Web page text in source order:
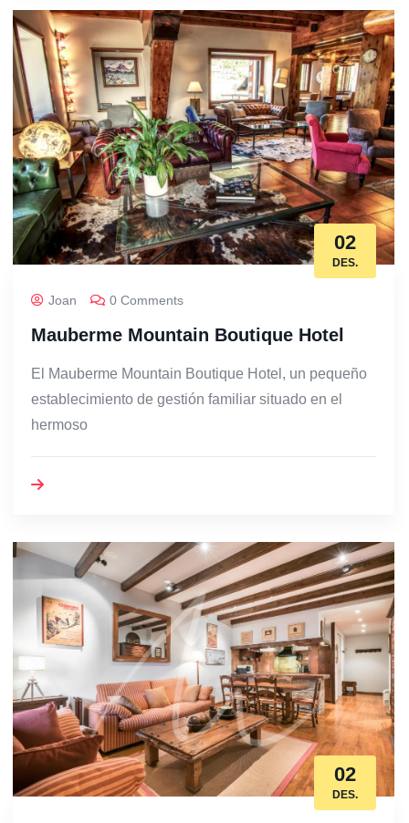
02
DES.
Joan 0 Comments
Mauberme Mountain Boutique Hotel
El Mauberme Mountain Boutique Hotel, un pequeño
establecimiento de gestión familiar situado en el
hermoso
02
DES.